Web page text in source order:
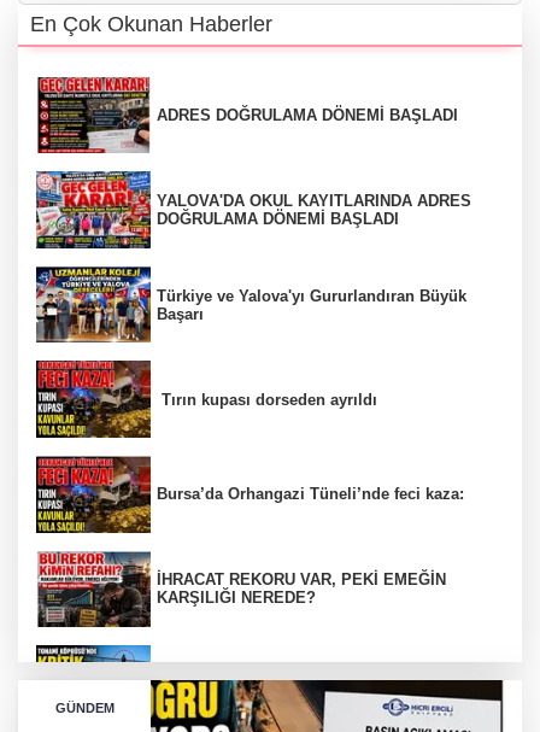
En Çok Okunan Haberler
ADRES DOĞRULAMA DÖNEMİ BAŞLADI
YALOVA'DA OKUL KAYITLARINDA ADRES
DOĞRULAMA DÖNEMİ BAŞLADI
Türkiye ve Yalova'yı Gururlandıran Büyük
Başarı
Tırın kupası dorseden ayrıldı
Bursa’da Orhangazi Tüneli’nde feci kaza:
İHRACAT REKORU VAR, PEKİ EMEĞİN
KARŞILIĞI NEREDE?
TONAMİ KÖPRÜSÜ'NDE PANİK!
GÜNDEM